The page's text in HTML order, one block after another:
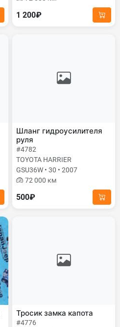
1 200₽
Шланг гидроусилителя
руля
#4782
TOYOTA HARRIER
GSU36W • 30 • 2007
72 000 км
500₽
Тросик замка капота
#4776